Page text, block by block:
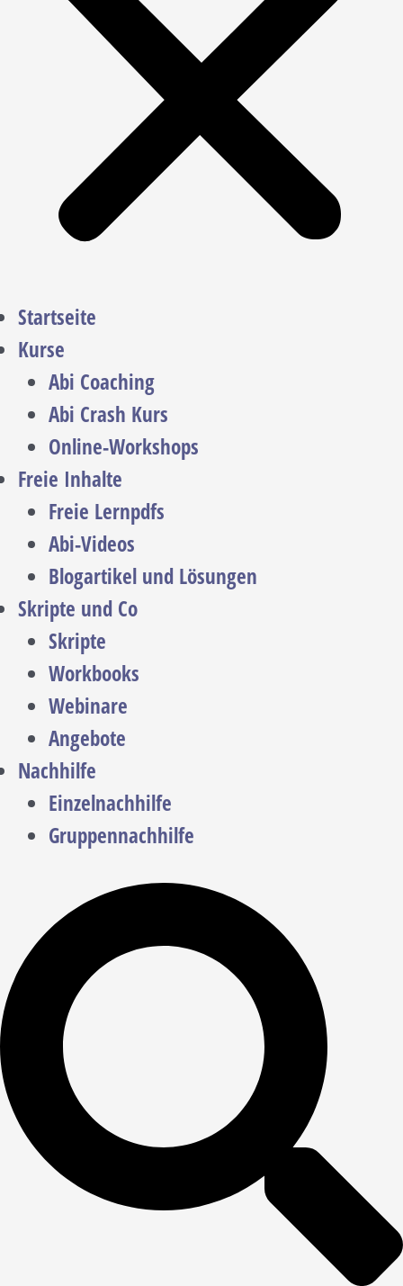
Startseite
Kurse
Abi Coaching
Abi Crash Kurs
Online-Workshops
Freie Inhalte
Freie Lernpdfs
Abi-Videos
Blogartikel und Lösungen
Skripte und Co
Skripte
Workbooks
Webinare
Angebote
Nachhilfe
Einzelnachhilfe
Gruppennachhilfe